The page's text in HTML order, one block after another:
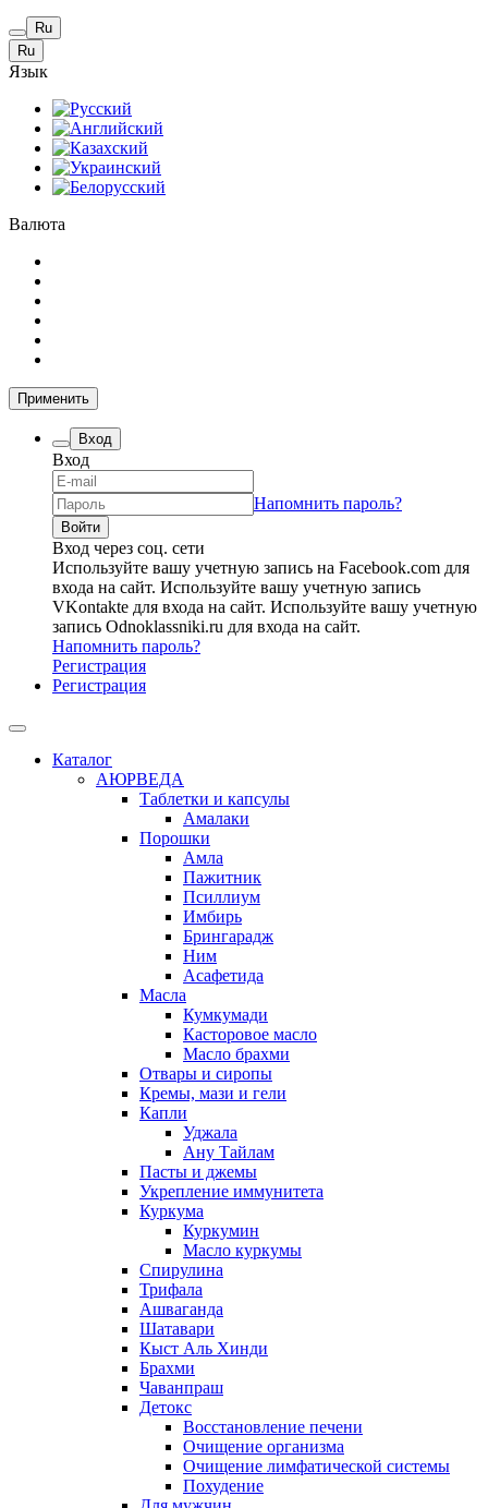
Ru
Ru
Язык
Валюта
Применить
Вход
Вход
Напомнить пароль?
Вход через соц. сети
Используйте вашу учетную запись на Facebook.com для
входа на сайт. Используйте вашу учетную запись
VKontakte для входа на сайт. Используйте вашу учетную
запись Odnoklassniki.ru для входа на сайт.
Напомнить пароль?
Регистрация
Регистрация
Каталог
АЮРВЕДА
Таблетки и капсулы
Амалаки
Порошки
Амла
Пажитник
Псиллиум
Имбирь
Брингарадж
Ним
Асафетида
Масла
Кумкумади
Касторовое масло
Масло брахми
Отвары и сиропы
Кремы, мази и гели
Капли
Уджала
Ану Тайлам
Пасты и джемы
Укрепление иммунитета
Куркума
Куркумин
Масло куркумы
Спирулина
Трифала
Ашваганда
Шатавари
Кыст Аль Хинди
Брахми
Чаванпраш
Детокс
Восстановление печени
Очищение организма
Очищение лимфатической системы
Похудение